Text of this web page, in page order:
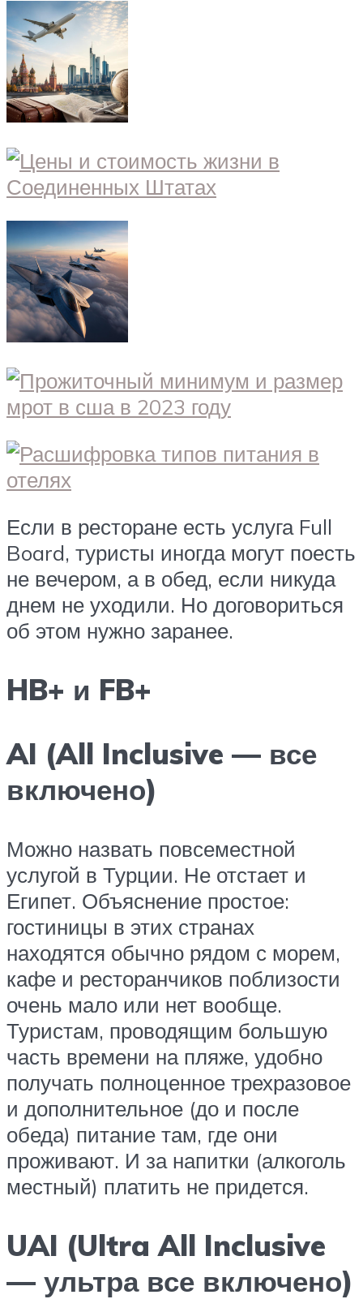
Если в ресторане есть услуга Full
Board, туристы иногда могут поесть
не вечером, а в обед, если никуда
днем не уходили. Но договориться
об этом нужно заранее.
HB+ и FB+
AI (All Inclusive — все
включено)
Можно назвать повсеместной
услугой в Турции. Не отстает и
Египет. Объяснение простое:
гостиницы в этих странах
находятся обычно рядом с морем,
кафе и ресторанчиков поблизости
очень мало или нет вообще.
Туристам, проводящим большую
часть времени на пляже, удобно
получать полноценное трехразовое
и дополнительное (до и после
обеда) питание там, где они
проживают. И за напитки (алкоголь
местный) платить не придется.
UAI (Ultra All Inclusive
— ультра все включено)